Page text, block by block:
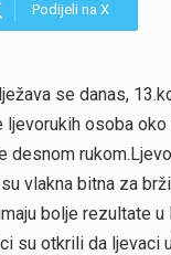
Podijeli na X
se danas,
ljevorukih osoba
vlakna bitna za
bolje rezultate
su otkrili da